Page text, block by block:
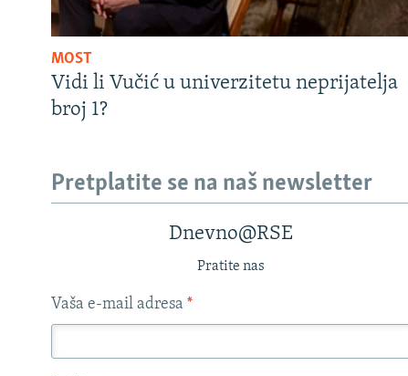
MOST
Vidi li Vučić u univerzitetu neprijatelja
broj 1?
Pretplatite se na naš newsletter
Dnevno@RSE
Pratite nas
Vaša e-mail adresa *